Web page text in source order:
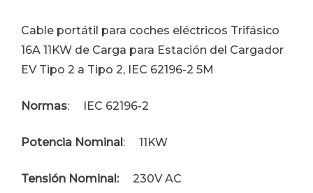
Cable portátil para coches eléctricos Trifásico
16A 11KW de Carga para Estación del Cargador
EV Tipo 2 a Tipo 2, IEC 62196-2 5M
Normas: IEC 62196-2
Potencia Nominal : 11KW
Tensión Nominal:230V AC